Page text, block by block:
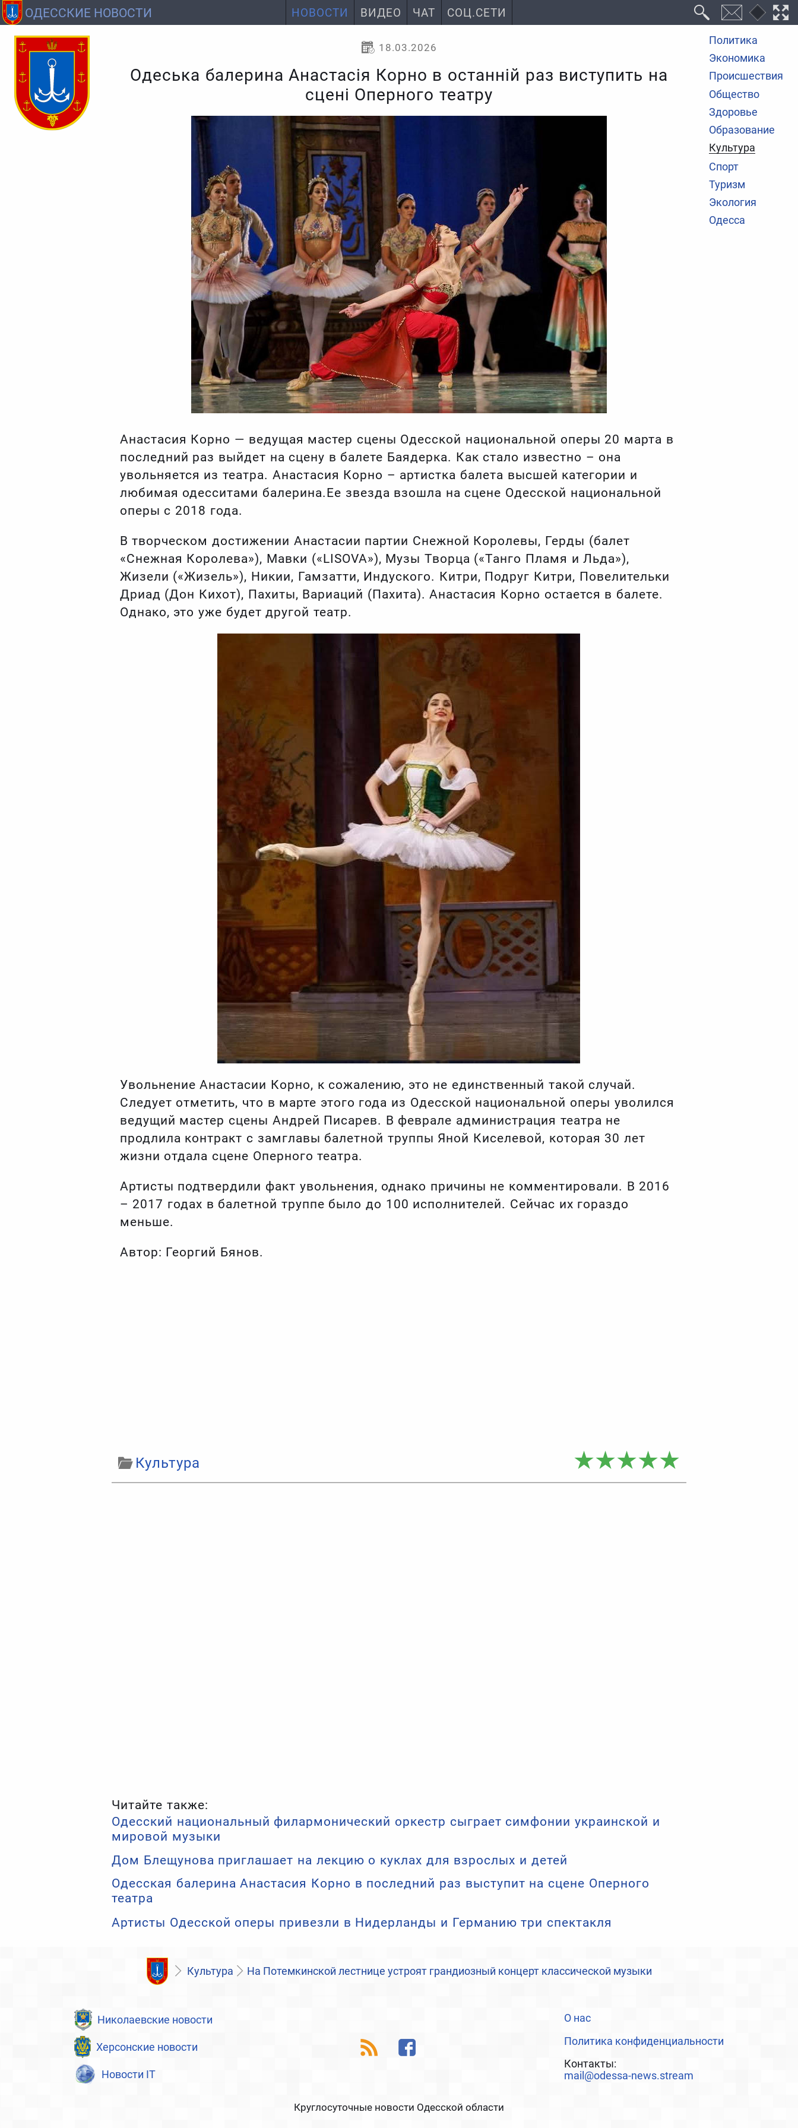
ОДЕССКИЕ НОВОСТИ НОВОСТИ ВИДЕО ЧАТ СОЦ.СЕТИ
Политика
Экономика
Происшествия
Общество
Здоровье
Образование
Культура
Спорт
Туризм
Экология
Одесса
18.03.2026
Одеська балерина Анастасія Корно в останній раз виступить на
сцені Оперного театру
Анастасия Корно — ведущая мастер сцены Одесской национальной оперы 20 марта в
последний раз выйдет на сцену в балете Баядерка. Как стало известно – она
увольняется из театра. Анастасия Корно – артистка балета высшей категории и
любимая одесситами балерина.Ее звезда взошла на сцене Одесской национальной
оперы с 2018 года.
В творческом достижении Анастасии партии Снежной Королевы, Герды (балет
«Снежная Королева»), Мавки («LISOVA»), Музы Творца («Танго Пламя и Льда»),
Жизели («Жизель»), Никии, Гамзатти, Индуского. Китри, Подруг Китри, Повелительки
Дриад (Дон Кихот), Пахиты, Вариаций (Пахита). Анастасия Корно остается в балете.
Однако, это уже будет другой театр.
Увольнение Анастасии Корно, к сожалению, это не единственный такой случай.
Следует отметить, что в марте этого года из Одесской национальной оперы уволился
ведущий мастер сцены Андрей Писарев. В феврале администрация театра не
продлила контракт с замглавы балетной труппы Яной Киселевой, которая 30 лет
жизни отдала сцене Оперного театра.
Артисты подтвердили факт увольнения, однако причины не комментировали. В 2016
– 2017 годах в балетной труппе было до 100 исполнителей. Сейчас их гораздо
меньше.
Автор: Георгий Бянов.
Культура
Читайте также:
Одесский национальный филармонический оркестр сыграет симфонии украинской и
мировой музыки
Дом Блещунова приглашает на лекцию о куклах для взрослых и детей
Одесская балерина Анастасия Корно в последний раз выступит на сцене Оперного
театра
Артисты Одесской оперы привезли в Нидерланды и Германию три спектакля
Культура На Потемкинской лестнице устроят грандиозный концерт классической музыки
Николаевские новости
Херсонские новости
Новости IT
О нас
Политика конфиденциальности
Контакты:
mail@odessa-news.stream
Круглосуточные новости Одесской области